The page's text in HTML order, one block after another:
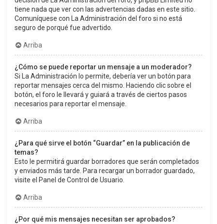
tiene nada que ver con las advertencias dadas en este sitio.
Comuníquese con La Administración del foro si no está
seguro de porqué fue advertido.
Arriba
¿Cómo se puede reportar un mensaje a un moderador?
Si La Administración lo permite, debería ver un botón para
reportar mensajes cerca del mismo. Haciendo clic sobre el
botón, el foro le llevará y guiará a través de ciertos pasos
necesarios para reportar el mensaje.
Arriba
¿Para qué sirve el botón “Guardar” en la publicación de
temas?
Esto le permitirá guardar borradores que serán completados
y enviados más tarde. Para recargar un borrador guardado,
visite el Panel de Control de Usuario.
Arriba
¿Por qué mis mensajes necesitan ser aprobados?